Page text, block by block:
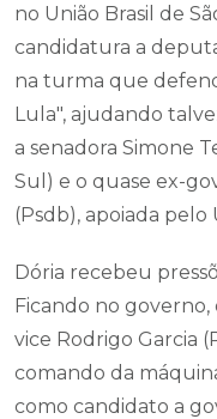
no União Brasil de
candidatura a
na turma que
Lula", ajudando
a senadora Simone
Sul) e o quase ex-
(Psdb), apoiada pelo
Dória recebeu
Ficando no
vice Rodrigo Garcia
comando da
como candidato a